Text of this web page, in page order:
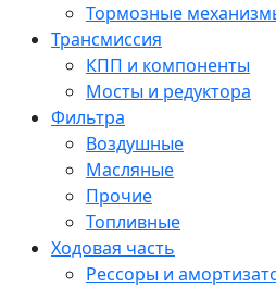
Тормозные
Трансмиссия
КПП и компоненты
Мосты и редуктора
Фильтра
Воздушные
Масляные
Прочие
Топливные
Ходовая часть
Рессоры и